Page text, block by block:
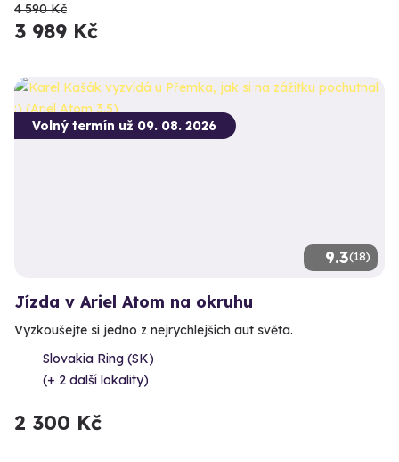
4 590 Kč
3 989 Kč
9.3(18)
Volný termín už 09. 08. 2026
Jízda v Ariel Atom na okruhu
Vyzkoušejte si jedno z nejrychlejších aut světa.
Slovakia Ring (SK)
(+ 2 další lokality)
2 300 Kč